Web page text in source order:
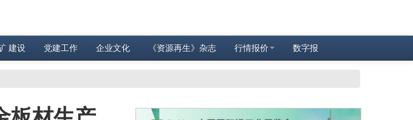
建设 党建工作 企业文化 《资源再生》杂志 行情报价 数字报